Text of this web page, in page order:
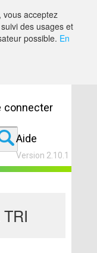
connecter
Aide
Version 2.10.1
vous acceptez
des usages et
possible. En